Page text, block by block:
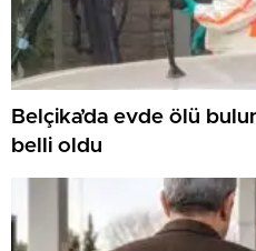
Belçika’da evde ölü
belli oldu